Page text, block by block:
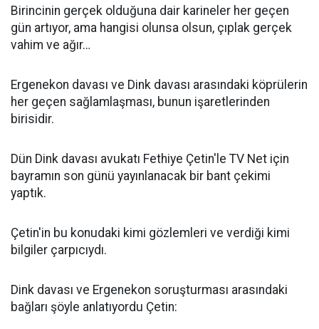
Birincinin gerçek olduğuna dair karineler her geçen
gün artıyor, ama hangisi olunsa olsun, çıplak gerçek
vahim ve ağır…
Ergenekon davası ve Dink davası arasındaki köprülerin
her geçen sağlamlaşması, bunun işaretlerinden
birisidir.
Dün Dink davası avukatı Fethiye Çetin'le TV Net için
bayramın son günü yayınlanacak bir bant çekimi
yaptık.
Çetin'in bu konudaki kimi gözlemleri ve verdiği kimi
bilgiler çarpıcıydı.
Dink davası ve Ergenekon soruşturması arasındaki
bağları şöyle anlatıyordu Çetin: